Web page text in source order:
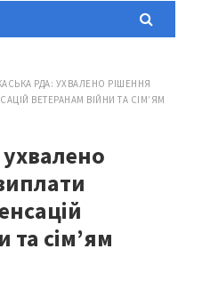
РДА: УХВАЛЕНО РІШЕННЯ
ВЕТЕРАНАМ ВІЙНИ ТА СІМ’ЯМ
та сім’ям